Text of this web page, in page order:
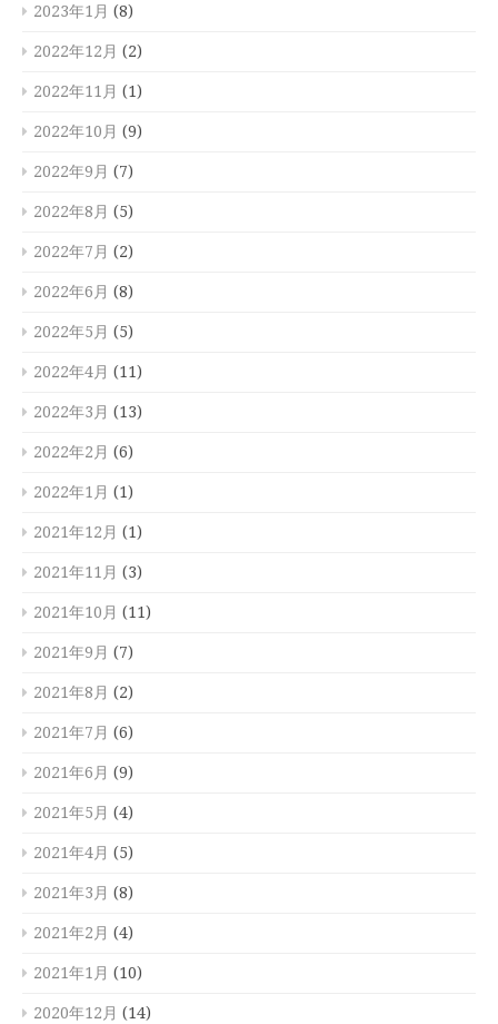
2023年1月 (8)
2022年12月 (2)
2022年11月 (1)
2022年10月 (9)
2022年9月 (7)
2022年8月 (5)
2022年7月 (2)
2022年6月 (8)
2022年5月 (5)
2022年4月 (11)
2022年3月 (13)
2022年2月 (6)
2022年1月 (1)
2021年12月 (1)
2021年11月 (3)
2021年10月 (11)
2021年9月 (7)
2021年8月 (2)
2021年7月 (6)
2021年6月 (9)
2021年5月 (4)
2021年4月 (5)
2021年3月 (8)
2021年2月 (4)
2021年1月 (10)
2020年12月 (14)